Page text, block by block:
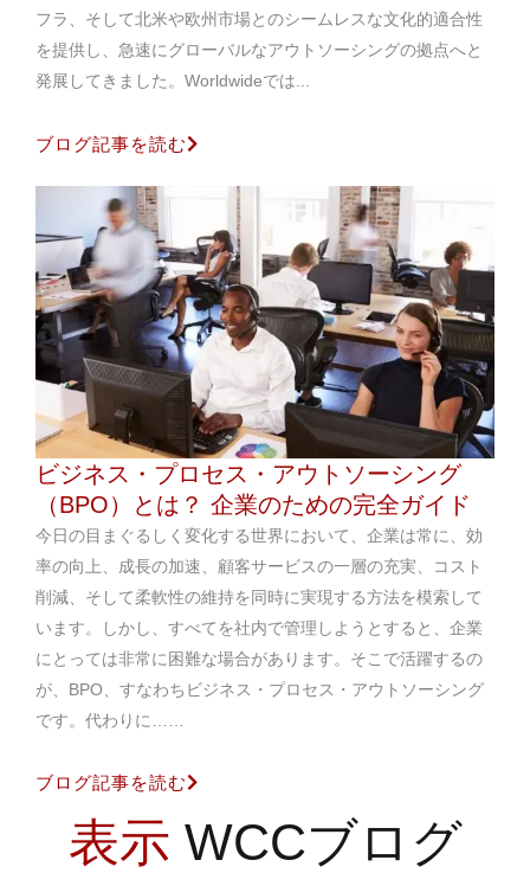
フラ、そして北米や欧州市場とのシームレスな文化的適合性
を提供し、急速にグローバルなアウトソーシングの拠点へと
発展してきました。Worldwideでは...
ブログ記事を読む
ビジネス・プロセス・アウトソーシング
（BPO）とは？ 企業のための完全ガイド
今日の目まぐるしく変化する世界において、企業は常に、効
率の向上、成長の加速、顧客サービスの一層の充実、コスト
削減、そして柔軟性の維持を同時に実現する方法を模索して
います。しかし、すべてを社内で管理しようとすると、企業
にとっては非常に困難な場合があります。そこで活躍するの
が、BPO、すなわちビジネス・プロセス・アウトソーシング
です。代わりに……
ブログ記事を読む
表示 WCCブログ